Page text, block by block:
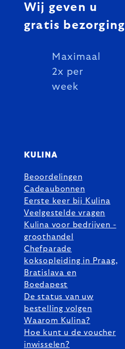
Wij geven u
gratis bezorging
Maximaal
2x per
week
KULINA
Beoordelingen
Cadeaubonnen
Eerste keer bij Kulina
Veelgestelde vragen
Kulina voor bedrijven -
groothandel
Chefparade
koksopleiding in Praag,
Bratislava en
Boedapest
De status van uw
bestelling volgen
Waarom Kulina?
Hoe kunt u de voucher
inwisselen?